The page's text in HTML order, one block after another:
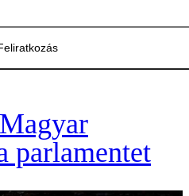
parlamentet